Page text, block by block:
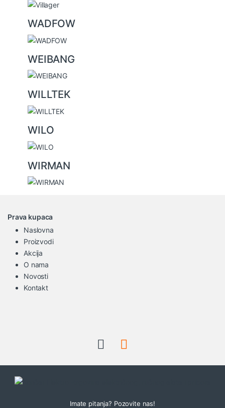
WADFOW
WEIBANG
WILLTEK
WILO
WIRMAN
Prava kupaca
Naslovna
Proizvodi
Akcija
O nama
Novosti
Kontakt
Imate pitanja? Pozovite nas!